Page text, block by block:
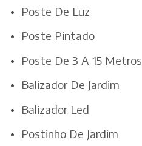
Poste De Luz
Poste Pintado
Poste De 3 A 15 Metros
Balizador De Jardim
Balizador Led
Postinho De Jardim